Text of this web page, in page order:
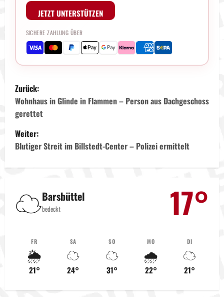
JETZT UNTERSTÜTZEN
SICHERE ZAHLUNG ÜBER
B
e
i
t
r
g
Zurück:
Wohnhaus in Glinde in Flammen – Person aus Dachgeschoss
gerettet
Weiter:
Blutiger Streit im Billstedt-Center – Polizei ermittelt
☁️Barsbüttel
bedeckt 17°
FR
🌦️
21°
SA
☁️
24°
SO
☁️
31°
MO
🌧️
22°
DI
☁️
21°